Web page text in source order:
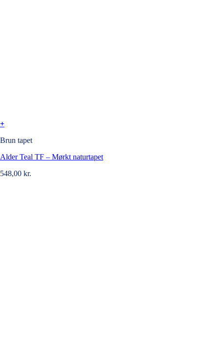
+
Brun tapet
Alder Teal TF – Mørkt naturtapet
548,00 kr.